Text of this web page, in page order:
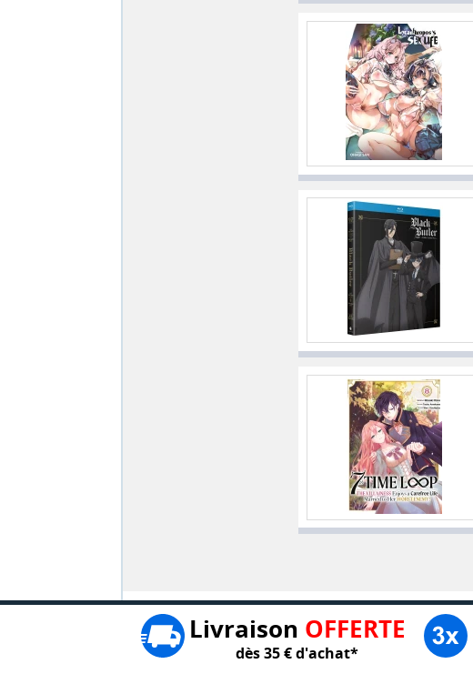
Livraison OFFERTE
dès 35 € d'achat*